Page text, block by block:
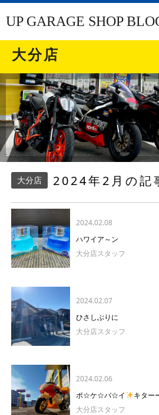
UP GARAGE SHOP
大分店
大分店 2024年2月の記
2024.02.08
ハワイア～ン
大分店スタッフ
2024.02.07
ひさしぶりに
大分店スタッフ
2024.02.06
ポ☆ケ☆バ☆イ
キター
大分店スタッフ